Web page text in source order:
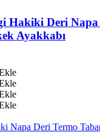
Hakiki Deri Napa
Ayakkabı